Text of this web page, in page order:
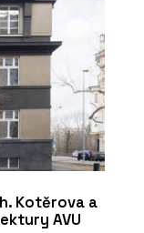
Kotěrova a
AVU